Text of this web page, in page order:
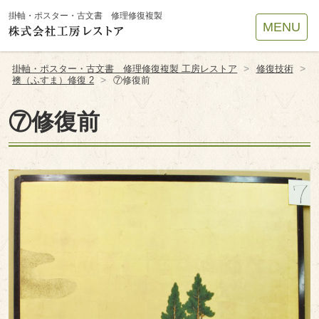
掛軸・ポスター・古文書 修理修復複製
MENU
掛軸・ポスター・古文書 修理修復複製 工房レストア > 修復技術 >
襖（ふすま）修復 2 > ⑦修復前
⑦修復前
Site
Footer